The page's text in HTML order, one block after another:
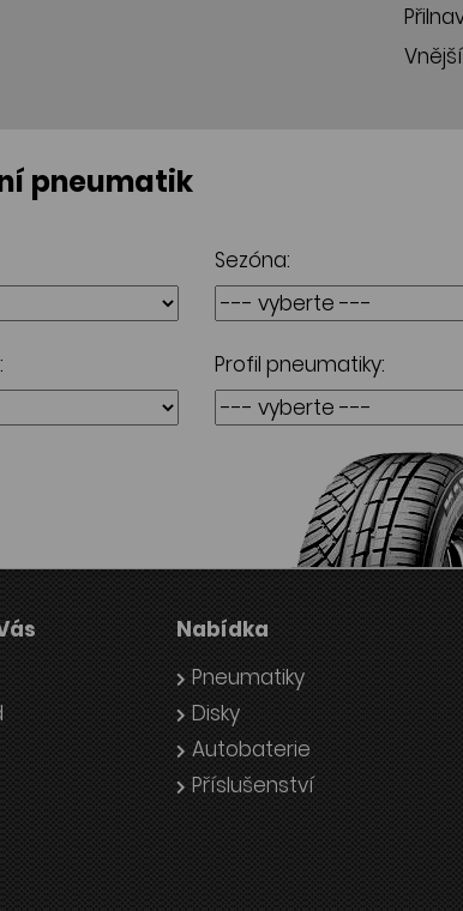
pneumatik
Sezóna:
Profil pneumatiky:
Nabídka
Pneumatiky
Disky
Autobaterie
Příslušenství